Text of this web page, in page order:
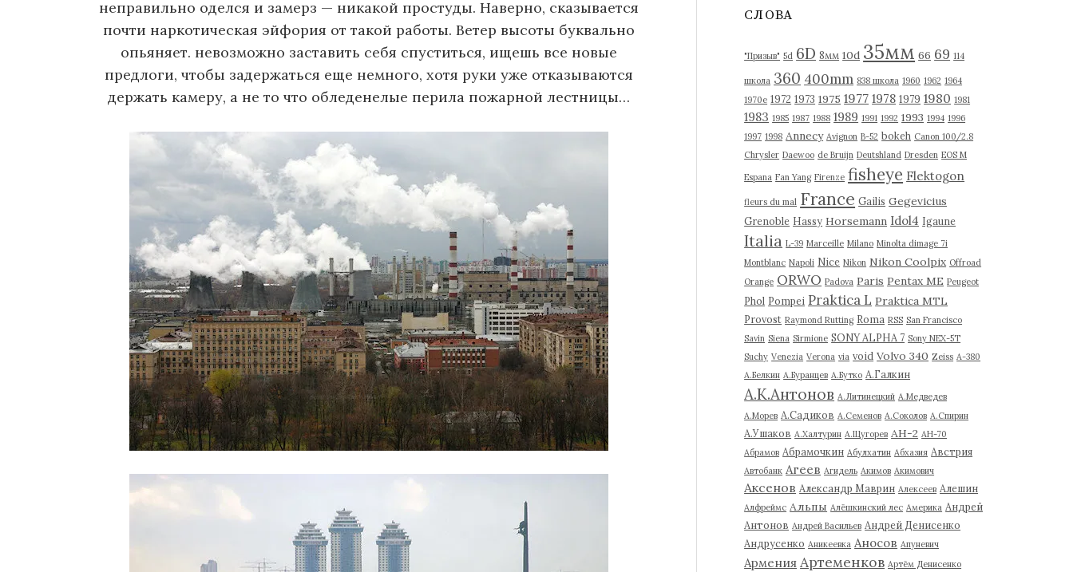
неправильно оделся и замерз — никакой простуды. Наверно, сказывается
почти наркотическая эйфория от такой работы. Ветер высоты буквально
опьяняет. невозможно заставить себя спуститься, ищешь все новые
предлоги, чтобы задержаться еще немного, хотя руки уже отказываются
держать камеру, а не то что обледенелые перила пожарной лестницы…
в
СЛОВА
"Призыв" 5d 6D 8мм 10d 35мм 66 69 114
школа 360 400mm 838 школа 1960 1962 1964
1970е 1972 1973 1975 1977 1978 1979 1980 1981
1983 1985 1987 1988 1989 1991 1992 1993 1994 1996
1997 1998 Annecy Avignon B-52 bokeh Canon 100/2.8
Chrysler Daewoo de Bruijn Deutshland Dresden EOS M
Espana Fan Yang Firenze fisheye Flektogon
fleurs du mal France Gailis Gegevicius
Grenoble Hassy Horsemann Idol4 Igaune
Italia L-39 Marceille Milano Minolta dimage 7i
Montblanc Napoli Nice Nikon Nikon Coolpix Offroad
Orange ORWO Padova Paris Pentax ME Peugeot
Phol Pompei Praktica L Praktica MTL
Provost Raymond Rutting Roma RSS San Francisco
Savin Siena Sirmione SONY ALPHA 7 Sony NEX-5T
Suchy Venezia Verona via void Volvo 340 Zeiss А-380
А.Белкин А.Буранцев А.Бутко А.Галкин
А.К.Антонов А.Литинецкий А.Медведев
А.Морев А.Садиков А.Семенов А.Соколов А.Спирин
А.Ушаков А.Халтурин А.Щугорев АН-2 АН-70
Абрамов Абрамочкин Абулхатин Абхазия Австрия
Автобанк Агеев Агидель Акимов Акимович
Аксенов Александр Маврин Алексеев Алешин
Алфреймс Альпы Алёшкинский лес Америка Андрей
Антонов Андрей Васильев Андрей Денисенко
Андрусенко Аникеевка Аносов Апуневич
Армения Артеменков Артём Денисенко